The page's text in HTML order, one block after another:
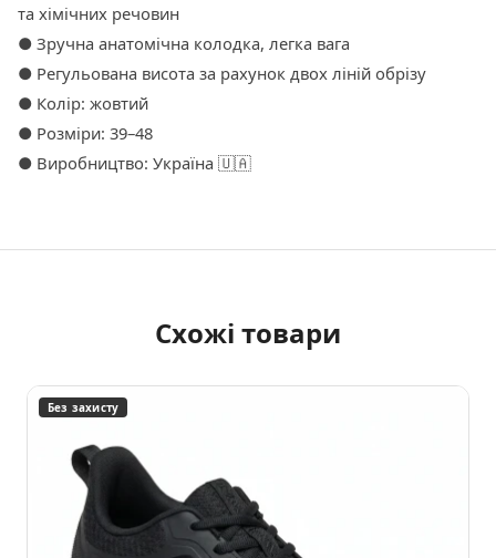
та хімічних речовин
● Зручна анатомічна колодка, легка вага
● Регульована висота за рахунок двох ліній обрізу
● Колір: жовтий
● Розміри: 39–48
● Виробництво: Україна 🇺🇦
Схожі товари
Без захисту